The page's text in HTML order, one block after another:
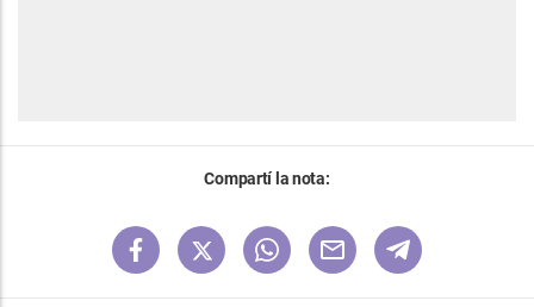
Compartí la nota: